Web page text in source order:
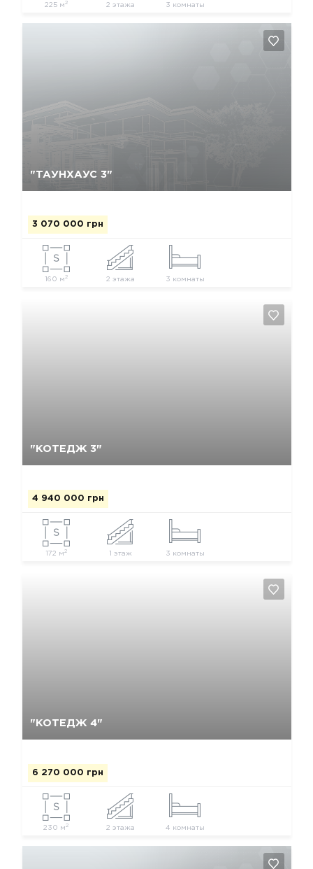
225 м2 2 этажа 3 комнаты
"ТАУНХАУС 3"
3 070 000 грн
160 м 2 2 этажа 3 комнаты
"КОТЕДЖ 3"
4 940 000 грн
172 м 2 1 этаж 3 комнаты
"КОТЕДЖ 4"
6 270 000 грн
230 м 2 2 этажа 4 комнаты